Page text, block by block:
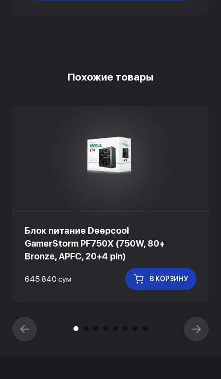
Похожие товары
Блок питание Deepcool
GamerStorm PF750X (750W, 80+
Bronze, APFC, 20+4 pin)
645 840 сум В КОРЗИНУ